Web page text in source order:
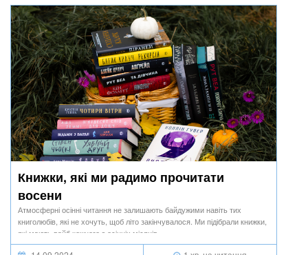
Книжки, які ми радимо прочитати
восени
Атмосферні осінні читання не залишають байдужими навіть тих
книголюбів, які не хочуть, щоб літо закінчувалося. Ми підібрали книжки,
які мають вайб кожного з осінніх місяців.